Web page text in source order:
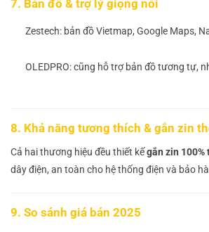
7. Bản đồ & trợ lý giọng nói
Zestech: bản đồ Vietmap, Google Maps,
OLEDPRO: cũng hỗ trợ bản đồ tương tự,
8. Khả năng tương thích & gắn zin
Cả hai thương hiệu đều thiết kếgắn zin 100%
dây điện, an toàn cho hệ thống điện và bảo
9. So sánh giá bán 2025